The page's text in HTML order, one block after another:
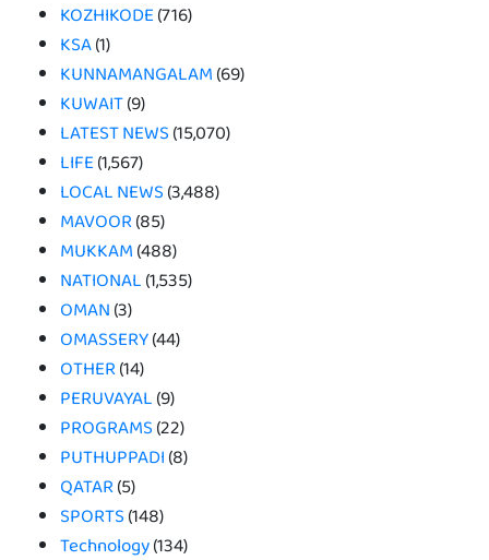
KOZHIKODE (716)
KSA(1)
KUNNAMANGALAM (69)
KUWAIT(9)
LATEST NEWS (15,070)
LIFE (1,567)
LOCAL NEWS (3,488)
MAVOOR(85)
MUKKAM (488)
NATIONAL (1,535)
OMAN (3)
OMASSERY(44)
OTHER(14)
PERUVAYAL (9)
PROGRAMS (22)
PUTHUPPADI (8)
QATAR(5)
SPORTS (148)
Technology(134)